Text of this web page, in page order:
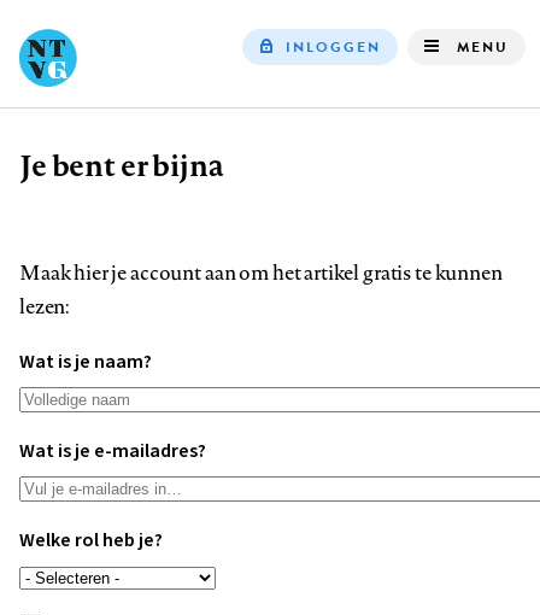
INLOGGEN MENU
Kruimelpad
Je bent er bijna
Maak hier je account aan om het artikel gratis te kunnen
lezen:
Wat is je naam?
Wat is je e-mailadres?
Welke rol heb je?